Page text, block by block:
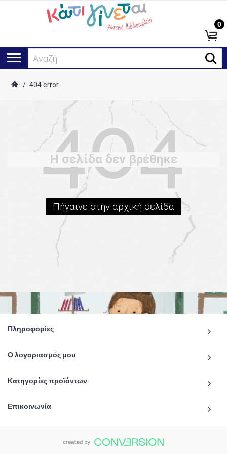
Αναζήτ
0
/ 404 error
Η σελίδα δεν βρέθηκε
Πήγαινε στην αρχική σελίδα
Πληροφορίες
Ο λογαριασμός μου
Κατηγορίες προϊόντων
Επικοινωνία